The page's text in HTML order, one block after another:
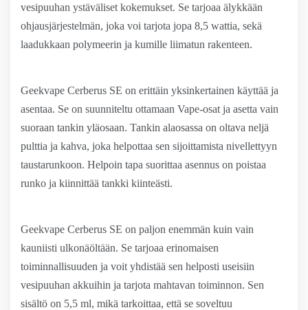
vesipuuhan ystäväliset kokemukset. Se tarjoaa älykkään
ohjausjärjestelmän, joka voi tarjota jopa 8,5 wattia, sekä
laadukkaan polymeerin ja kumille liimatun rakenteen.
Geekvape Cerberus SE on erittäin yksinkertainen käyttää ja
asentaa. Se on suunniteltu ottamaan Vape-osat ja asetta vain
suoraan tankin yläosaan. Tankin alaosassa on oltava neljä
pulttia ja kahva, joka helpottaa sen sijoittamista nivellettyyn
taustarunkoon. Helpoin tapa suorittaa asennus on poistaa
runko ja kiinnittää tankki kiinteästi.
Geekvape Cerberus SE on paljon enemmän kuin vain
kauniisti ulkonäöltään. Se tarjoaa erinomaisen
toiminnallisuuden ja voit yhdistää sen helposti useisiin
vesipuuhan akkuihin ja tarjota mahtavan toiminnon. Sen
sisältö on 5,5 ml, mikä tarkoittaa, että se soveltuu